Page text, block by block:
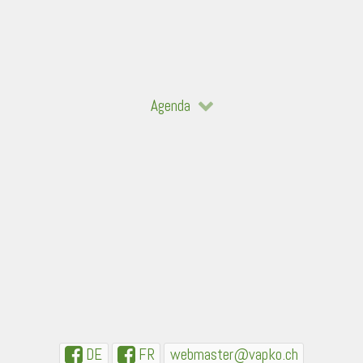
Agenda
DE FR webmaster@vapko.ch